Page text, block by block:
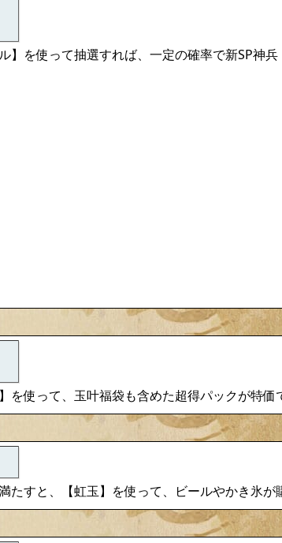
】を使って抽選すれば、一定の確率で新SP神
を使って、玉叶福袋も含めた超得パックが特価
たすと、【虹玉】を使って、ビールやかき氷が